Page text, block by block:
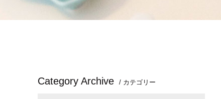
Category Archive / カテゴリー